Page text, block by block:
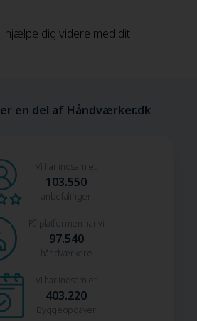
hjælpe dig videre med dit
en del af Håndværker.dk
Vi har indsamlet
103.550
anbefalinger
På platformen har vi
97.540
håndværkere
Vi har indsamlet
403.220
Byggeopgaver